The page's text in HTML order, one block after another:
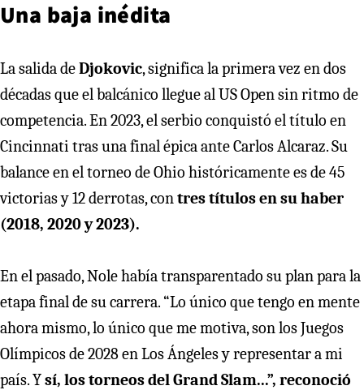
Una baja inédita
La salida deDjokovic, significa la primera vez en dos
décadas que el balcánico llegue al US Open sin ritmo de
competencia. En 2023, el serbio conquistó el título en
Cincinnati tras una final épica ante Carlos Alcaraz. Su
balance en el torneo de Ohio históricamente es de 45
victorias y 12 derrotas, con tres títulos en su haber
(2018, 2020 y 2023).
En el pasado, Nole había transparentado su plan para la
etapa final de su carrera. “Lo único que tengo en mente
ahora mismo, lo único que me motiva, son los Juegos
Olímpicos de 2028 en Los Ángeles y representar a mi
país. Ysí, los torneos del Grand Slam...”, reconoció